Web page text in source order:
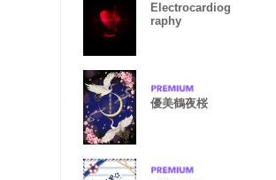
Electrocardiog
raphy
優美鶴夜桜